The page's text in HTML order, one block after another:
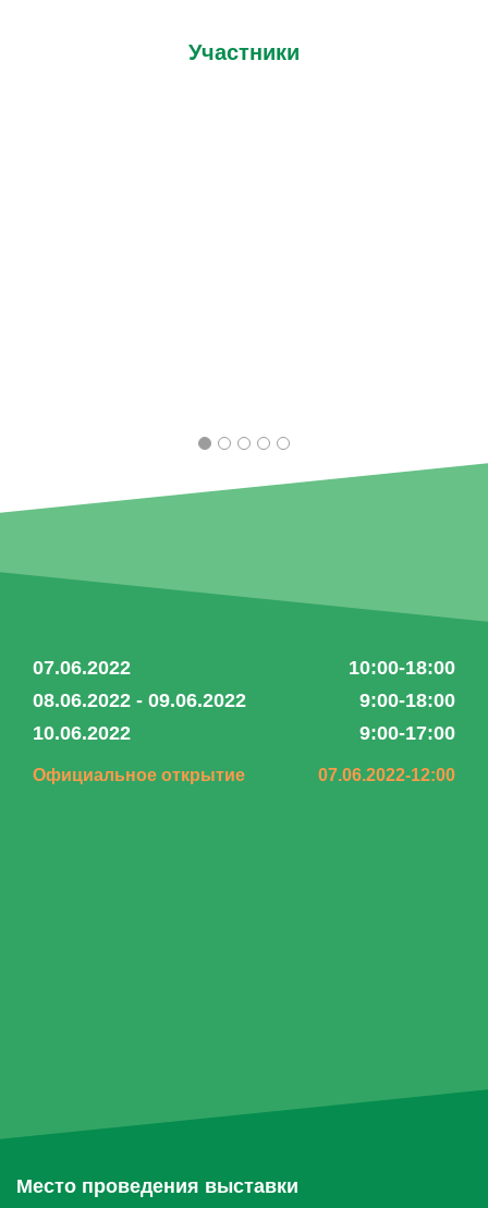
Участники
07.06.2022
10:00-18:00
08.06.2022 - 09.06.2022
9:00-18:00
10.06.2022
9:00-17:00
Официальное открытие 07.06.2022-12:00
Место проведения выставки